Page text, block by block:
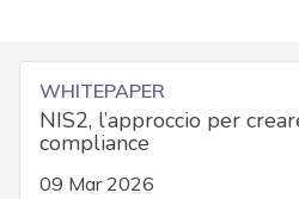
WHITEPAPER
NIS2, l’approccio per
compliance
09 Mar 2026